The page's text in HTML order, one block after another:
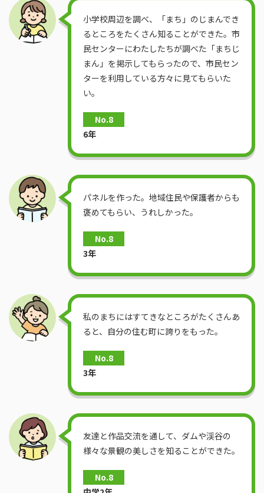
小学校周辺を調べ、「まち」のじまんでき
るところをたくさん知ることができた。市
民センターにわたしたちが調べた「まちじ
まん」を掲示してもらったので、市民セン
ターを利用している方々に見てもらいた
い。
No.8
6年
パネルを作った。地域住民や保護者からも
褒めてもらい、うれしかった。
No.8
3年
私のまちにはすてきなところがたくさんあ
ると、自分の住む町に誇りをもった。
No.8
3年
友達と作品交流を通して、ダムや渓谷の
様々な景観の美しさを知ることができた。
No.8